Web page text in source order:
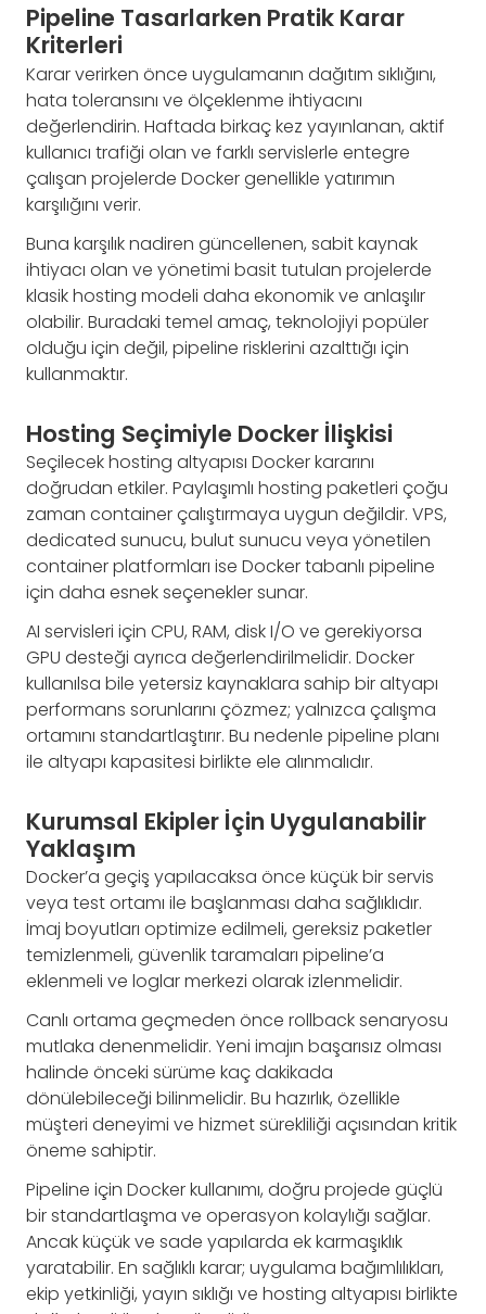
Pipeline Tasarlarken Pratik Karar
Kriterleri
Karar verirken önce uygulamanın dağıtım sıklığını,
hata toleransını ve ölçeklenme ihtiyacını
değerlendirin. Haftada birkaç kez yayınlanan, aktif
kullanıcı trafiği olan ve farklı servislerle entegre
çalışan projelerde Docker genellikle yatırımın
karşılığını verir.
Buna karşılık nadiren güncellenen, sabit kaynak
ihtiyacı olan ve yönetimi basit tutulan projelerde
klasik hosting modeli daha ekonomik ve anlaşılır
olabilir. Buradaki temel amaç, teknolojiyi popüler
olduğu için değil, pipeline risklerini azalttığı için
kullanmaktır.
Hosting Seçimiyle Docker İlişkisi
Seçilecek hosting altyapısı Docker kararını
doğrudan etkiler. Paylaşımlı hosting paketleri çoğu
zaman container çalıştırmaya uygun değildir. VPS,
dedicated sunucu, bulut sunucu veya yönetilen
container platformları ise Docker tabanlı pipeline
için daha esnek seçenekler sunar.
AI servisleri için CPU, RAM, disk I/O ve gerekiyorsa
GPU desteği ayrıca değerlendirilmelidir. Docker
kullanılsa bile yetersiz kaynaklara sahip bir altyapı
performans sorunlarını çözmez; yalnızca çalışma
ortamını standartlaştırır. Bu nedenle pipeline planı
ile altyapı kapasitesi birlikte ele alınmalıdır.
Kurumsal Ekipler İçin Uygulanabilir
Yaklaşım
Docker’a geçiş yapılacaksa önce küçük bir servis
veya test ortamı ile başlanması daha sağlıklıdır.
İmaj boyutları optimize edilmeli, gereksiz paketler
temizlenmeli, güvenlik taramaları pipeline’a
eklenmeli ve loglar merkezi olarak izlenmelidir.
Canlı ortama geçmeden önce rollback senaryosu
mutlaka denenmelidir. Yeni imajın başarısız olması
halinde önceki sürüme kaç dakikada
dönülebileceği bilinmelidir. Bu hazırlık, özellikle
müşteri deneyimi ve hizmet sürekliliği açısından kritik
öneme sahiptir.
Pipeline için Docker kullanımı, doğru projede güçlü
bir standartlaşma ve operasyon kolaylığı sağlar.
Ancak küçük ve sade yapılarda ek karmaşıklık
yaratabilir. En sağlıklı karar; uygulama bağımlılıkları,
ekip yetkinliği, yayın sıklığı ve hosting altyapısı birlikte